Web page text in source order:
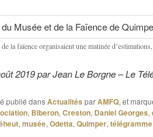
la faïence organisaient une matinée
2019 par Jean Le Borgne – Le
publié dansActualités parAMFQ, et
, Biberon,Creston, Daniel Georges,
,musée,Odetta,Quimper,télégramme